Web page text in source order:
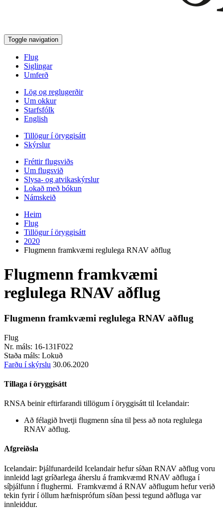
Toggle navigation
Flug
Siglingar
Umferð
Lög og reglugerðir
Um okkur
Starfsfólk
English
Tillögur í öryggisátt
Skýrslur
Fréttir flugsviðs
Um flugsvið
Slysa- og atvikaskýrslur
Lokað með bókun
Námskeið
Heim
Flug
Tillögur í öryggisátt
2020
Flugmenn framkvæmi reglulega RNAV aðflug
Flugmenn framkvæmi
reglulega RNAV aðflug
Flugmenn framkvæmi reglulega RNAV aðflug
Flug
Nr. máls: 16-131F022
Staða máls: Lokuð
Farðu í skýrslu 30.06.2020
Tillaga í öryggisátt
RNSA beinir eftirfarandi tillögum í öryggisátt til Icelandair:
Að félagið hvetji flugmenn sína til þess að nota reglulega
RNAV aðflug.
Afgreiðsla
Icelandair: Þjálfunardeild Icelandair hefur síðan RNAV aðflug voru
innleidd lagt gríðarlega áherslu á framkvæmd RNAV aðfluga í
síþjálfunn í flughermi. Framkvæmd á RNAV aðflugum hefur verið
tekin fyrir í öllum hæfnisprófum síðan þessi tegund aðfluga var
innleiddur.